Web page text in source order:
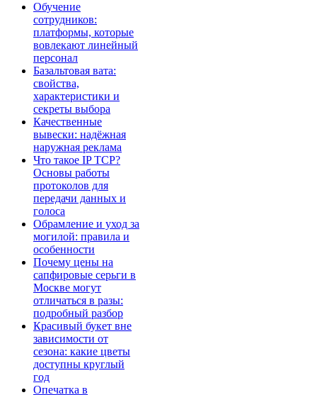
Обучение
сотрудников:
платформы, которые
вовлекают линейный
персонал
Базальтовая вата:
свойства,
характеристики и
секреты выбора
Качественные
вывески: надёжная
наружная реклама
Что такое IP TCP?
Основы работы
протоколов для
передачи данных и
голоса
Обрамление и уход за
могилой: правила и
особенности
Почему цены на
сапфировые серьги в
Москве могут
отличаться в разы:
подробный разбор
Красивый букет вне
зависимости от
сезона: какие цветы
доступны круглый
год
Опечатка в